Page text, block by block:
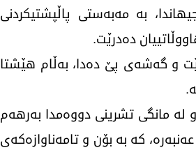
بە مەبەستی پاڵپشتیکردنی
ده‌درێت.
و گه‌شه‌ی پێ ده‌دا، به‌ڵام هێشتا
لە مانگی تشرینی دووەمدا به‌رهه‌م
کە بە بۆن و تامەناوازەکەی